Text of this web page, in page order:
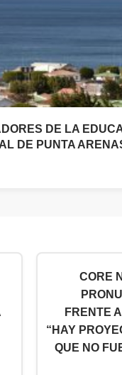
DE LA
DE PUNTA
CORE
FRENTE
“HAY
QUE NO